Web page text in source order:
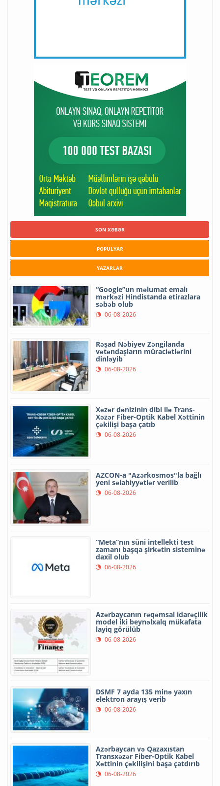
SON XƏBƏR
POPULYAR
YAZARLAR
“Google”un məlumat emalı
mərkəzi Hindistanda etirazlara
səbəb olub
06-08-2026
Rəşad Nəbiyev Zəngilanda
vətəndaşların müraciətlərini
dinləyib
06-08-2026
Xəzər dənizinin dibi ilə Trans-
Xəzər Fiber-Optik Kabel Xəttinin
çəkilişi başa çatıb
06-08-2026
AZCON-a "Azərkosmos"la bağlı
yeni səlahiyyətlər verilib
06-08-2026
“Meta”nın süni intellekti test
zamanı başqa şirkətin sisteminə
daxil olub
06-08-2026
Azərbaycanın rəqəmsal idarəçilik
model iki beynəlxalq mükafata
layiq görülüb
06-08-2026
DSMF 7 ayda 135 minə yaxın
elektron arayış verib
06-08-2026
Azərbaycan və Qazaxıstan
Transxəzər Fiber-Optik Kabel
Xəttinin çəkilişini başa çatdırıb
06-08-2026